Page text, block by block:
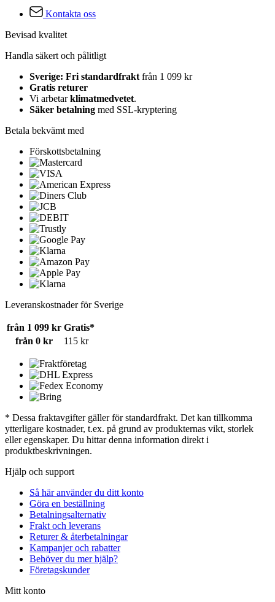
Kontakta oss
Bevisad kvalitet
Handla säkert och pålitligt
Sverige: Fri standardfraktfrån 1 099 kr
Gratis returer
Vi arbetarklimatmedvetet.
Säker betalning med SSL-kryptering
Betala bekvämt med
Förskottsbetalning
Leveranskostnader för Sverige
från 1 099 kr Gratis*
från 0 kr
115 kr
* Dessa fraktavgifter gäller för standardfrakt. Det kan tillkomma
ytterligare kostnader, t.ex. på grund av produkternas vikt, storlek
eller egenskaper. Du hittar denna information direkt i
produktbeskrivningen.
Hjälp och support
Så här använder du ditt konto
Göra en beställning
Betalningsalternativ
Frakt och leverans
Returer & återbetalningar
Kampanjer och rabatter
Behöver du mer hjälp?
Företagskunder
Mitt konto